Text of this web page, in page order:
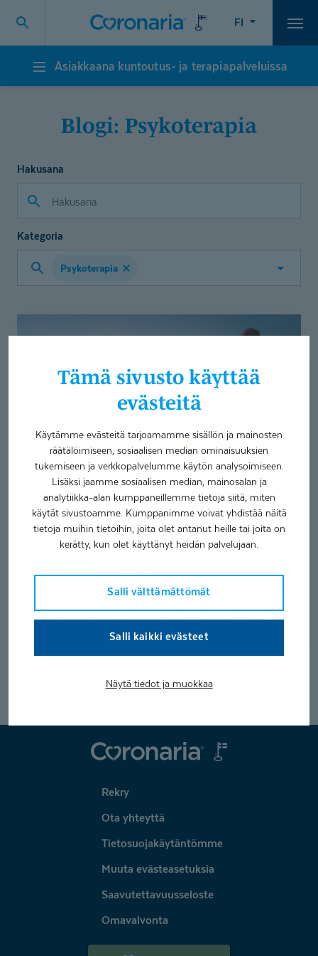
Tämä sivusto käyttää
evästeitä
Käytämme evästeitä tarjoamamme sisällön ja mainosten
räätälöimiseen, sosiaalisen median ominaisuuksien
tukemiseen ja verkkopalvelumme käytön analysoimiseen.
Lisäksi jaamme sosiaalisen median, mainosalan ja
analytiikka-alan kumppaneillemme tietoja siitä, miten
käytät sivustoamme. Kumppanimme voivat yhdistää näitä
tietoja muihin tietoihin, joita olet antanut heille tai joita on
kerätty, kun olet käyttänyt heidän palvelujaan.
Salli välttämättömät
Salli kaikki evästeet
Näytä tiedot ja muokkaa
FI
Asiakkaana
kuntoutus-
terapiapalveluissa
Asiakkaana kuntoutus- ja terapiapalveluissa
Blogi: Psykoterapia
Hakusana
Kategoria
Valitse
Psykoterapia
sisältöä
yksi
sairastuu,
tukea
Kun yksi perheestä sairastuu, koko
perhe tarvitsee tukea
Kun perheenjäsenistä yksi sairastuu joko fyysisesti tai
Coronaria
Rekry
Ota yhteyttä
Tietosuojakäytäntömme
Muuta evästeasetuksia
Saavutettavuusseloste
Omavalvonta